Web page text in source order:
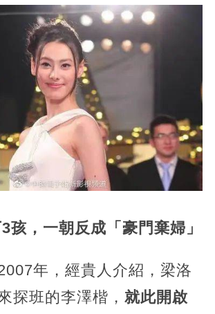
孩，一朝反成「豪門棄婦」
年，經貴人介紹，梁洛
探班的李澤楷， 就此開啟